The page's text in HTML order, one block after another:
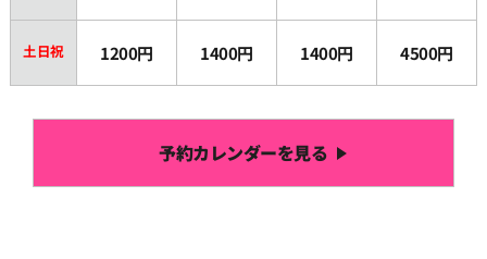
土日祝 1200円 1400円 1400円 4500円
予約カレンダーを見る